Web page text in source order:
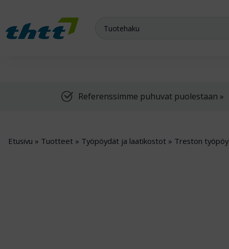
Referenssimme puhuvat puolestaan »
Etusivu » Tuotteet » Työpöydät ja laatikostot » Treston